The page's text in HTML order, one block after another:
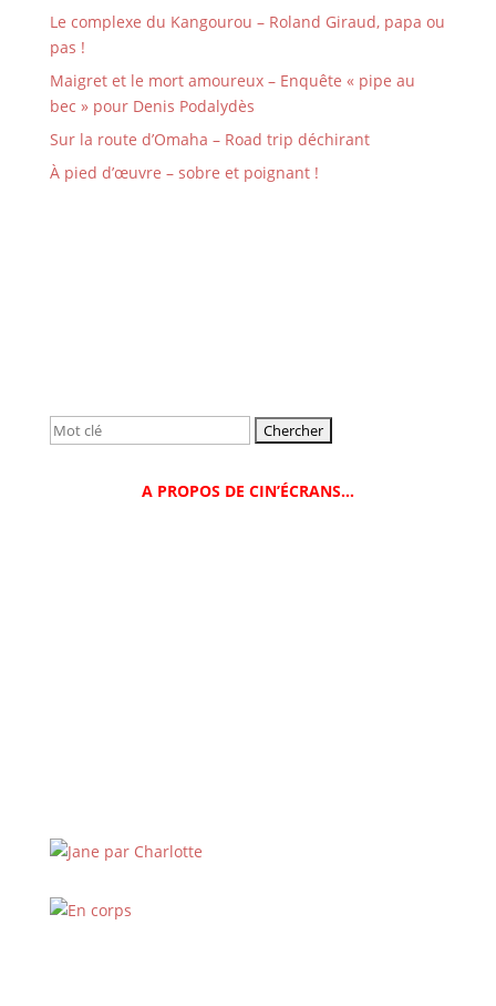
Le complexe du Kangourou – Roland Giraud, papa ou
pas !
Maigret et le mort amoureux – Enquête « pipe au
bec » pour Denis Podalydès
Sur la route d’Omaha – Road trip déchirant
À pied d’œuvre – sobre et poignant !
Rechercher:
A PROPOS DE CIN’ÉCRANS…